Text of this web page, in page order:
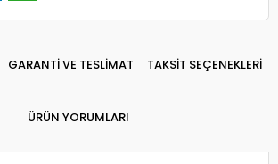
GARANTİ VE TESLİMAT TAKSİT SEÇENEKLERİ
ÜRÜN YORUMLARI